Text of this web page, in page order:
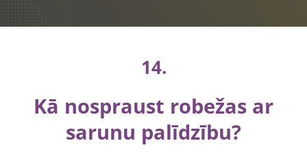
14.
Kā nospraust robežas ar
sarunu palīdzību?